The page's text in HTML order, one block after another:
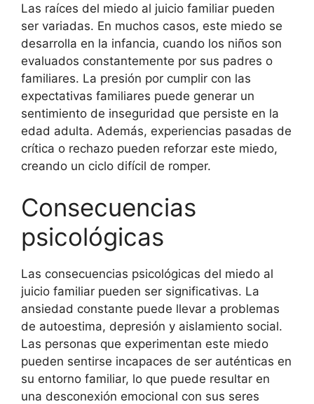
Las raíces del miedo al juicio familiar pueden
ser variadas. En muchos casos, este miedo se
desarrolla en la infancia, cuando los niños son
evaluados constantemente por sus padres o
familiares. La presión por cumplir con las
expectativas familiares puede generar un
sentimiento de inseguridad que persiste en la
edad adulta. Además, experiencias pasadas de
crítica o rechazo pueden reforzar este miedo,
creando un ciclo difícil de romper.
Consecuencias
psicológicas
Las consecuencias psicológicas del miedo al
juicio familiar pueden ser significativas. La
ansiedad constante puede llevar a problemas
de autoestima, depresión y aislamiento social.
Las personas que experimentan este miedo
pueden sentirse incapaces de ser auténticas en
su entorno familiar, lo que puede resultar en
una desconexión emocional con sus seres